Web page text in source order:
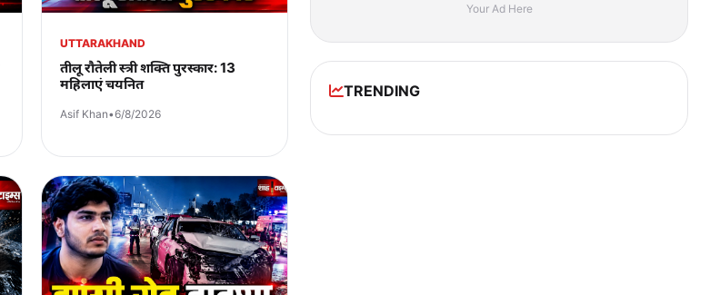
UTTARAKHAND
तीलू रौतेली स्त्री शक्ति पुरस्कार: 13
महिलाएं चयनित
Asif Khan•6/8/2026
Your Ad Here
TRENDING